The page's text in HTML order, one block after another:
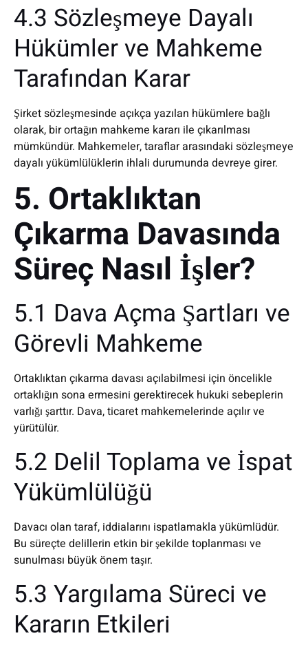
4.3 Sözleşmeye Dayalı
Hükümler ve Mahkeme
Tarafından Karar
Şirket sözleşmesinde açıkça yazılan hükümlere bağlı
olarak, bir ortağın mahkeme kararı ile çıkarılması
mümkündür. Mahkemeler, taraflar arasındaki sözleşmeye
dayalı yükümlülüklerin ihlali durumunda devreye girer.
5. Ortaklıktan
Çıkarma Davasında
Süreç Nasıl İşler?
5.1 Dava Açma Şartları ve
Görevli Mahkeme
Ortaklıktan çıkarma davası açılabilmesi için öncelikle
ortaklığın sona ermesini gerektirecek hukuki sebeplerin
varlığı şarttır. Dava, ticaret mahkemelerinde açılır ve
yürütülür.
5.2 Delil Toplama ve İspat
Yükümlülüğü
Davacı olan taraf, iddialarını ispatlamakla yükümlüdür.
Bu süreçte delillerin etkin bir şekilde toplanması ve
sunulması büyük önem taşır.
5.3 Yargılama Süreci ve
Kararın Etkileri